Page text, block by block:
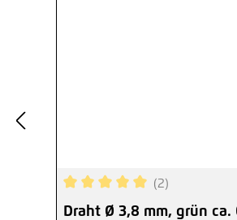
Durchschnittliche
(2)
Draht Ø 3,8 mm, grün